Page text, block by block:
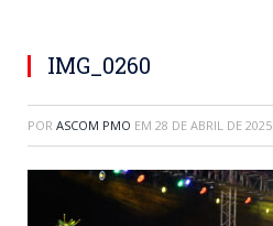
IMG_0260
POR ASCOM PMO EM 28 DE ABRIL DE 2025